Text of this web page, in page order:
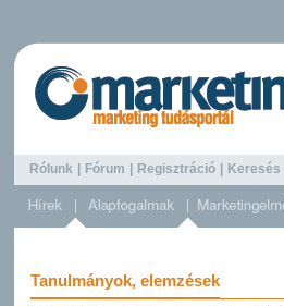
Rólunk Fórum Regisztráció Keresés
Tanulmányok, elemzések